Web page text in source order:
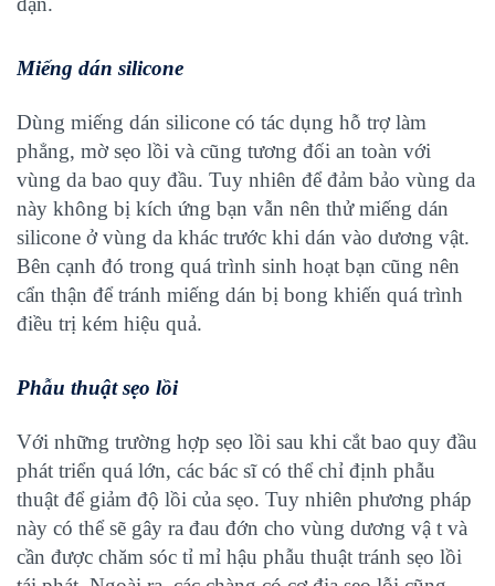
Miếng dán silicone
Dùng miếng dán silicone có tác dụng hỗ trợ làm
phẳng, mờ sẹo lồi và cũng tương đối an toàn với
vùng da bao quy đầu. Tuy nhiên để đảm bảo vùng da
này không bị kích ứng bạn vẫn nên thử miếng dán
silicone ở vùng da khác trước khi dán vào dương vật.
Bên cạnh đó trong quá trình sinh hoạt bạn cũng nên
cẩn thận để tránh miếng dán bị bong khiến quá trình
điều trị kém hiệu quả.
Phẫu thuật sẹo lồi
Với những trường hợp sẹo lồi sau khi cắt bao quy đầu
phát triển quá lớn, các bác sĩ có thể chỉ định phẫu
thuật để giảm độ lồi của sẹo. Tuy nhiên phương pháp
này có thể sẽ gây ra đau đớn cho vùng dương vậ t và
cần được chăm sóc tỉ mỉ hậu phẫu thuật tránh sẹo lồi